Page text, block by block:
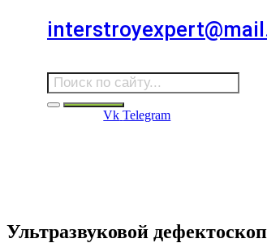
Vk Telegram
Ультразвуковой дефектоскоп